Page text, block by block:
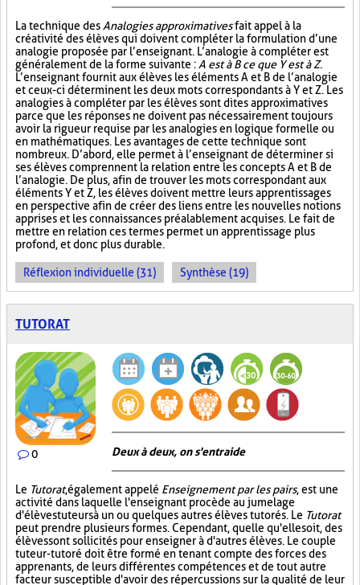
La technique des Analogies approximativesfait appel à la
créativité des élèves qui doivent compléter la formulation d’une
analogie proposée par l’enseignant. L’analogie à compléter est
généralement de la forme suivante : A est à B ce que Y est à Z.
L’enseignant fournit aux élèves les éléments A et B de l’analogie
et ceux-ci déterminent les deux mots correspondants à Y et Z. Les
analogies à compléter par les élèves sont dites approximatives
parce que les réponses ne doivent pas nécessairement toujours
avoir la rigueur requise par les analogies en logique formelle ou
en mathématiques. Les avantages de cette technique sont
nombreux. D’abord, elle permet à l’enseignant de déterminer si
ses élèves comprennent la relation entre les concepts A et B de
l’analogie. De plus, afin de trouver les mots correspondant aux
éléments Y et Z, les élèves doivent mettre leurs apprentissages
en perspective afin de créer des liens entre les nouvelles notions
apprises et les connaissances préalablement acquises. Le fait de
mettre en relation ces termes permet un apprentissage plus
profond, et donc plus durable.
Réflexion individuelle (31) Synthèse (19)
TUTORAT
0 Deux à deux, on s'entraide
Le Tutorat, également appelé Enseignement par les pairs, est une
activité dans laquelle l'enseignant procède au jumelage
d'élèves tuteurs à un ou quelques autres élèves tutorés. Le Tutorat
peut prendre plusieurs formes. Cependant, quelle qu'elle soit, des
élèves sont sollicités pour enseigner à d'autres élèves. Le couple
tuteur-tutoré doit être formé en tenant compte des forces des
apprenants, de leurs différentes compétences et de tout autre
facteur susceptible d'avoir des répercussions sur la qualité de leur